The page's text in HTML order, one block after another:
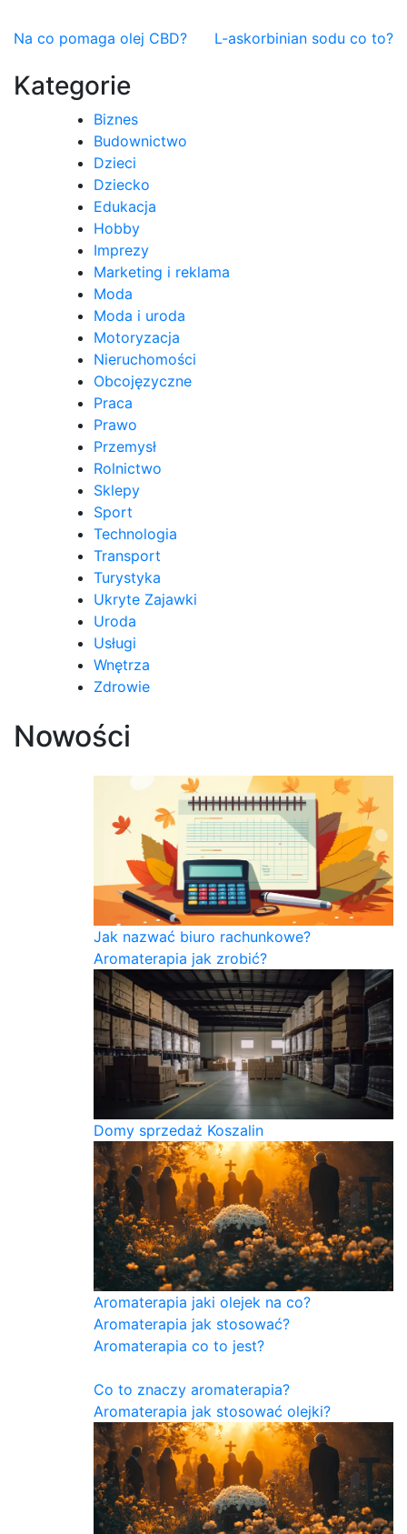
Nawigacja
wpisu
Na co pomaga olej CBD? L-askorbinian sodu co to?
Kategorie
Biznes
Budownictwo
Dzieci
Dziecko
Edukacja
Hobby
Imprezy
Marketing i reklama
Moda
Moda i uroda
Motoryzacja
Nieruchomości
Obcojęzyczne
Praca
Prawo
Przemysł
Rolnictwo
Sklepy
Sport
Technologia
Transport
Turystyka
Ukryte Zajawki
Uroda
Usługi
Wnętrza
Zdrowie
Nowości
Jak nazwać biuro rachunkowe?
Aromaterapia jak zrobić?
Domy sprzedaż Koszalin
Aromaterapia jaki olejek na co?
Aromaterapia jak stosować?
Aromaterapia co to jest?
Co to znaczy aromaterapia?
Aromaterapia jak stosować olejki?